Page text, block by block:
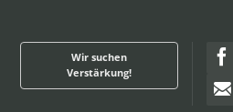
Wir suchen
Verstärkung!